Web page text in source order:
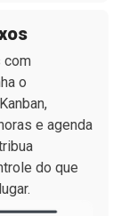
com
o
e agenda
do que